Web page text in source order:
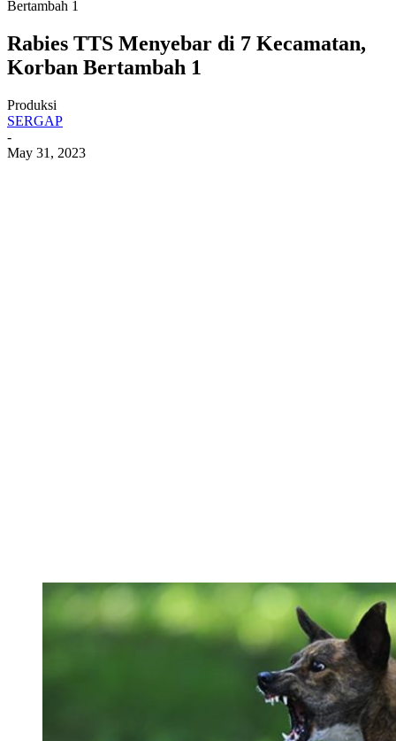
Bertambah 1
Rabies TTS Menyebar di 7 Kecamatan,
Korban Bertambah 1
Produksi
SERGAP
-
May 31, 2023